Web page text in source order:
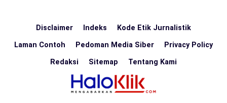
Disclaimer Indeks Kode Etik Jurnalistik
Laman Contoh Pedoman Media Siber Privacy Policy
Redaksi Sitemap Tentang Kami